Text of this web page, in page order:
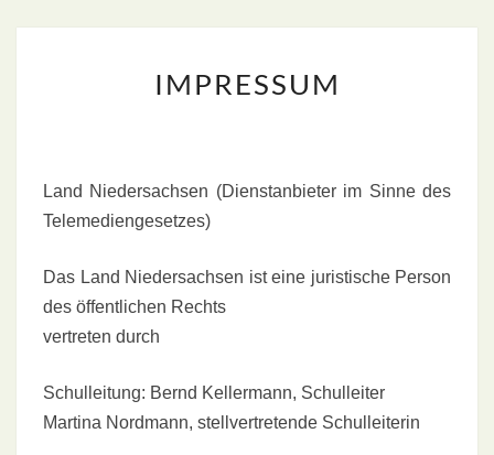
IMPRESSUM
Land Niedersachsen (Dienstanbieter im Sinne des
Telemediengesetzes)
Das Land Niedersachsen ist eine juristische Person
des öffentlichen Rechts
vertreten durch
Schulleitung: Bernd Kellermann, Schulleiter
Martina Nordmann, stellvertretende Schulleiterin